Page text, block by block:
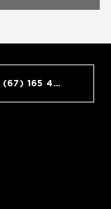
+380 (67) 165 45 45